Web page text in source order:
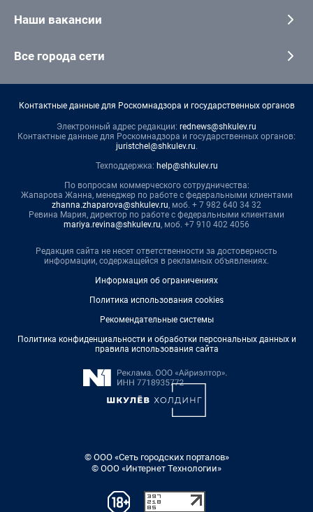
Наши вакансии
Все города сети
Контактные данные для Роскомнадзора и государственных органов
Электронный адрес редакции: rednews@shkulev.ru
Контактные данные для Роскомнадзора и государственных органов:
juristchel@shkulev.ru.
Техподдержка: help@shkulev.ru
По вопросам коммерческого сотрудничества:
Жапарова Жанна, менеджер по работе с федеральными клиентами
zhanna.zhaparova@shkulev.ru, моб. + 7 982 640 34 32
Ревина Мария, директор по работе с федеральными клиентами
mariya.revina@shkulev.ru, моб. +7 910 402 4056
Редакция сайта не несет ответственности за достоверность
информации, содержащейся в рекламных объявлениях.
Информация об ограничениях
Политика использования cookies
Рекомендательные системы
Политика конфиденциальности и обработки персональных данных и
правила использования сайта
© ООО «Сеть городских порталов»
© ООО «Интернет Технологии»